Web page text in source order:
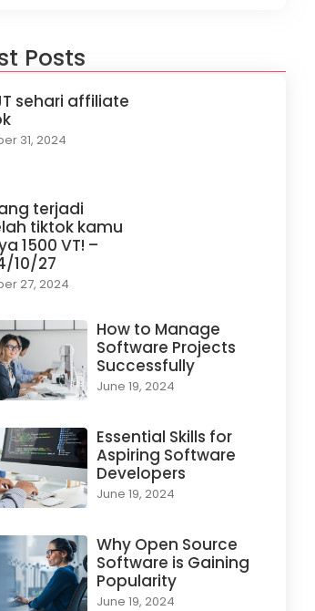
Posts
sehari affiliate
31, 2024
terjadi
tiktok kamu
1500 VT! –
10/27
27, 2024
How to Manage
Software Projects
Successfully
June 19, 2024
Essential Skills for
Aspiring Software
Developers
June 19, 2024
Why Open Source
Software is Gaining
Popularity
June 19, 2024